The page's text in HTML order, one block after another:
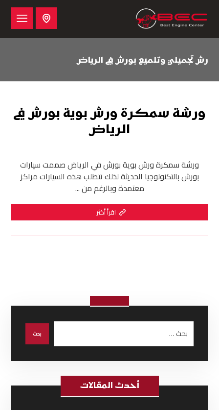
رش تجميلي وتلميع بورش في الرياض
ورشة سمكرة ورش بوية بورش في
الرياض
ورشة سمكرة ورش بوية بورش في الرياض صممت سيارات
بورش بالتكنولوجيا الحديثة لذلك تتطلب هذه السيارات مراكز
معتمدة وبالرغم من ...
اقرأ أكثر
أحدث المقالات